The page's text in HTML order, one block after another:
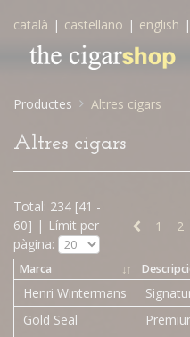
català | castellano | english |
Productes Altres cigars
Altres cigars
Total: 234 [41 -
60] | Límit per
pàgina:
1 2
↓↑
Marca
Henri Wintermans
Gold Seal